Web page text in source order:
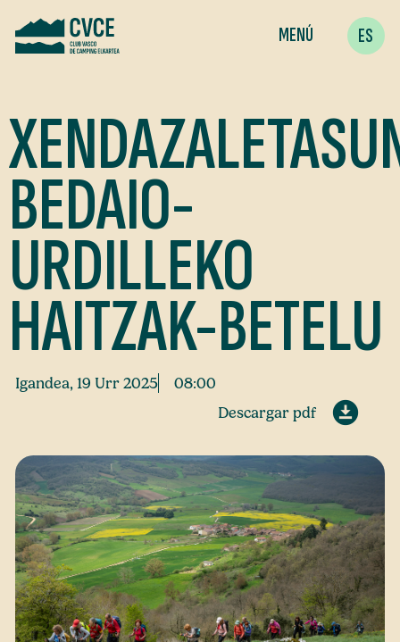
MENÚ ES
BEDAIO-
URDILLEKO
HAITZAK-BETELU
Igandea, 19 Urr 2025
08:00
Descargar pdf